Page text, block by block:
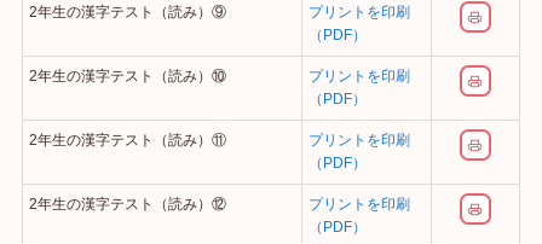
2年生の漢字テスト（読み）⑨
プリントを印刷
（PDF）
2年生の漢字テスト（読み）⑩
プリントを印刷
（PDF）
2年生の漢字テスト（読み）⑪
プリントを印刷
（PDF）
2年生の漢字テスト（読み）⑫
プリントを印刷
（PDF）